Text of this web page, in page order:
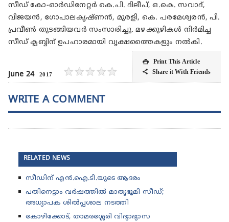
സീഡ് കോ-ഓർഡിനേറ്റർ കെ.പി. ദിലീപ്, ഒ.കെ. സവാദ്,
വിജയൻ, ഗോപാലകൃഷ്ണൻ, മുരളി, കെ. പരമേശ്വരൻ, പി.
പ്രവീൺ തുടങ്ങിയവർ സംസാരിച്ചു. മഴക്കുഴികൾ നിർമിച്ച
സീഡ് ക്ലബ്ബിന് ഉപഹാരമായി വൃക്ഷത്തൈകളും നൽകി.
June 24 2017
 Print This Article
 Share it With Friends
★★★ ★★
WRITE A COMMENT
RELATED NEWS
സീഡിന് എൻ.ഐ.ടി.യുടെ ആദരം
പതിനെട്ടാം വർഷത്തിൽ മാതൃഭൂമി സീഡ്;
അധ്യാപക ശിൽപ്പശാല നടത്തി
കോഴിക്കോട്, താമരശ്ശേരി വിദ്യാഭ്യാസ